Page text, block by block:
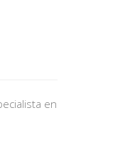
en